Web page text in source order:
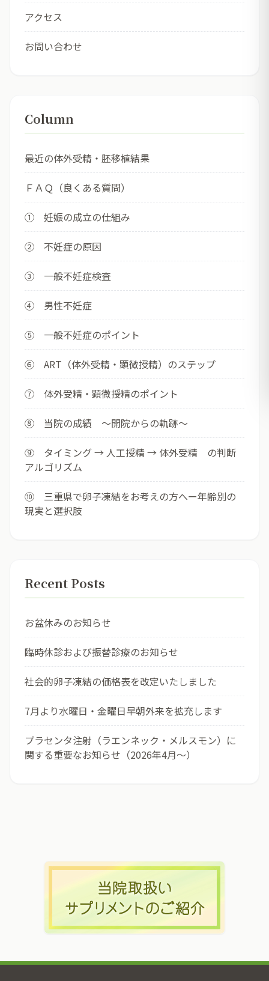
アクセス
お問い合わせ
Column
最近の体外受精・胚移植結果
ＦＡＱ（良くある質問）
① 妊娠の成立の仕組み
② 不妊症の原因
③ 一般不妊症検査
④ 男性不妊症
⑤ 一般不妊症のポイント
⑥ ART（体外受精・顕微授精）のステップ
⑦ 体外受精・顕微授精のポイント
⑧ 当院の成績 ～開院からの軌跡～
⑨ タイミング → 人工授精 → 体外受精 の判断
アルゴリズム
⑩ 三重県で卵子凍結をお考えの方へー年齢別の
現実と選択肢
Recent Posts
お盆休みのお知らせ
臨時休診および振替診療のお知らせ
社会的卵子凍結の価格表を改定いたしました
7月より水曜日・金曜日早朝外来を拡充します
プラセンタ注射（ラエンネック・メルスモン）に
関する重要なお知らせ（2026年4月〜）